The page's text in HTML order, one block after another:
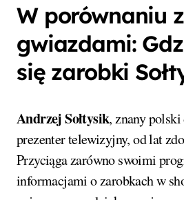
W porównaniu
gwiazdami:
się zarobki
Andrzej Sołtysik, znany
prezenter telewizyjny, od lat
Przyciąga zarówno swoimi
informacjami o zarobkach w